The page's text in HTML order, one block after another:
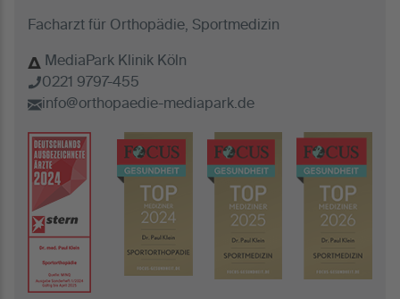
Facharzt für Orthopädie, Sportmedizin
MediaPark Klinik Köln
0221 9797-455
info@orthopaedie-mediapark.de